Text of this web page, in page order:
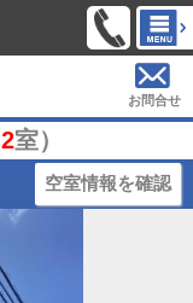
お問合せ
2室）
空室情報を確認